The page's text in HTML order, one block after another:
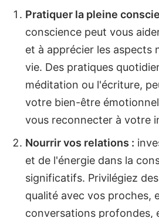
Pratiquer la pleine
conscience peut vous
et à apprécier les aspects
vie. Des pratiques
méditation ou l'écriture,
votre bien-être
vous reconnecter à votre
Nourrir vos relations :
et de l'énergie dans la
significatifs. Privilégiez
qualité avec vos proches,
conversations profondes,